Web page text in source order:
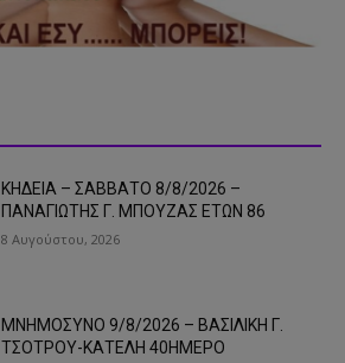
ΚΗΔΕΙΑ – ΣΑΒΒΑΤΟ 8/8/2026 –
ΠΑΝΑΓΙΩΤΗΣ Γ. ΜΠΟΥΖΑΣ ΕΤΩΝ 86
8 Αυγούστου, 2026
ΜΝΗΜΟΣΥΝΟ 9/8/2026 – ΒΑΣΙΛΙΚΗ Γ.
ΤΣΟΤΡΟΥ-ΚΑΤΕΛΗ 40ΗΜΕΡΟ